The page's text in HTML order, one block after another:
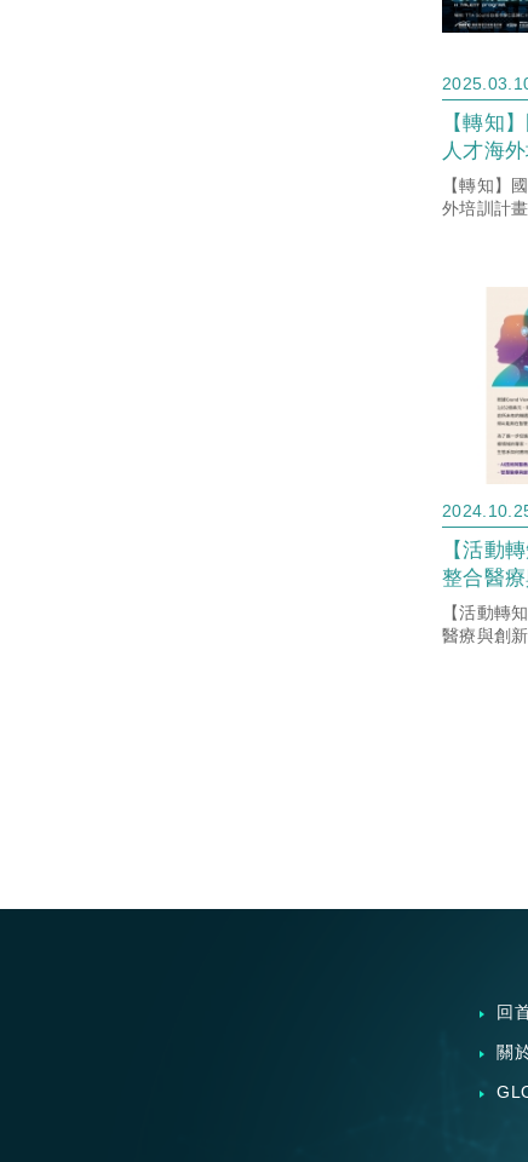
【轉知
人才海
2025梯
【轉知】
外培訓計
【活動
整合醫
機媒合
【活動轉
醫療與創
回
關